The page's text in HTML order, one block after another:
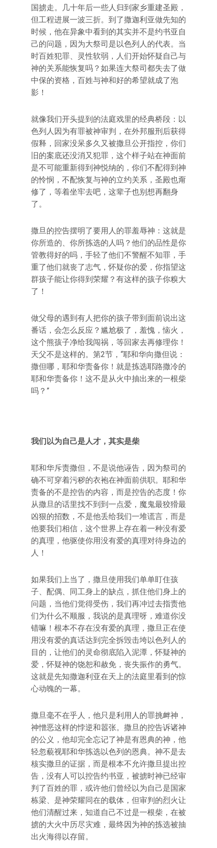
国掳走。几十年后一些人归到家乡重建圣殿，
但工程进展一波三折。到了撒迦利亚做先知的
时候，他在异象中看到的其实并不是约书亚自
己的问题，因为大祭司是以色列人的代表。当
时百姓犯罪、灵性软弱，人们开始怀疑自己与
神的关系能恢复吗？如果连大祭司都失去了做
中保的资格，百姓与神和好的希望就成了泡
影！
就像我们开头提到的法庭戏里的经典桥段：以
色列人因为有罪被神审判，在外邦服刑后获得
假释，回家没呆多久又被撒旦公开指控，你们
旧的案底还没消又犯罪，这个样子站在神面前
是不可能重新得到神悦纳的，你们不配得到神
的怜悯，不配恢复与神的立约关系，圣殿也甭
修了，等着坐牢去吧，这辈子也别想再翻身
了。
撒旦的控告摆明了要用人的罪羞辱神：这就是
你所造的、你所拣选的人吗？他们的品性是你
管教得好的吗，手轻了他们不警醒不知罪，手
重了他们就丧了志气，怀疑你的爱，你指望这
群孩子能让你得到荣耀？有这样的孩子你糗大
了！
做父母的遇到有人把你的孩子带到面前说出这
番话，会怎么反应？尴尬极了，羞愧，恼火，
这个熊孩子净给我闯祸，等回家去再修理你！
天父不是这样的。第2节，“耶和华向撒但说：
撒但哪，耶和华责备你！就是拣选耶路撒冷的
耶和华责备你！这不是从火中抽出来的一根柴
吗？”
我们以为自己是人才，其实是柴
耶和华斥责撒但，不是说他诬告，因为祭司的
确不可穿着污秽的衣袍在神面前供职。耶和华
责备的不是控告的内容，而是控告的态度！你
从撒旦的话里找不到到一点爱，魔鬼最狡猾最
凶狠的招数，不是他丢给我们一堆谎言，而是
他要我们相信，这个世界上存在着一种没有爱
的真理，他驱使你用没有爱的真理对待身边的
人！
如果我们上当了，撒旦使用我们单单盯住孩
子、配偶、同工身上的缺点，抓住他们身上的
问题，当他们觉得受伤，我们再冲过去指责他
们为什么不顺服，我说的是真理呀，难道你没
错嘛！根本不存在没有爱的真理，撒旦正在使
用没有爱的真话达到完全拆毁击垮以色列人的
目的，让他们的灵命彻底陷入泥潭，怀疑神的
爱，怀疑神的饶恕和赦免，丧失振作的勇气。
这就是先知撒迦利亚在天上的法庭里看到的惊
心动魄的一幕。
撒旦毫不在乎人，他只是利用人的罪挑衅神，
神憎恶这样的悖逆和嚣张。撒旦的控告诉诸神
的公义，他却完全忘记了神是有恩典的神，他
轻忽藐视耶和华拣选以色列的恩典。神不是去
核实撒旦的证据，而是根本不允许撒旦提出控
告，没有人可以控告约书亚，被掳时神已经审
判了百姓的罪，或许他们曾经以为自己是国家
栋梁、是神荣耀同在的载体，但审判的烈火让
他们清醒过来，知道自己不过是一根柴，在被
掳的大火中历尽灾难，最终因为神的拣选被抽
出火海得以存留。